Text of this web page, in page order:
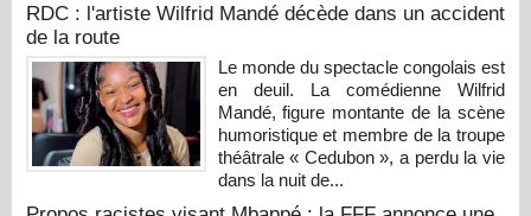
RDC : l'artiste Wilfrid Mandé décède dans un accident
de la route
Le monde du spectacle congolais est
en deuil. La comédienne Wilfrid
Mandé, figure montante de la scène
humoristique et membre de la troupe
théâtrale « Cedubon », a perdu la vie
dans la nuit de...